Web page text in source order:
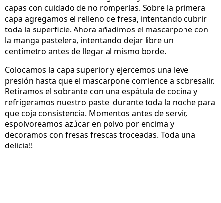
capas con cuidado de no romperlas. Sobre la primera
capa agregamos el relleno de fresa, intentando cubrir
toda la superficie. Ahora añadimos el mascarpone con
la manga pastelera, intentando dejar libre un
centímetro antes de llegar al mismo borde.
Colocamos la capa superior y ejercemos una leve
presión hasta que el mascarpone comience a sobresalir.
Retiramos el sobrante con una espátula de cocina y
refrigeramos nuestro pastel durante toda la noche para
que coja consistencia. Momentos antes de servir,
espolvoreamos azúcar en polvo por encima y
decoramos con fresas frescas troceadas. Toda una
delicia!!